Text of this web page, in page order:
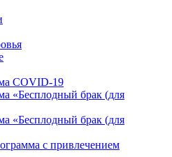
COVID-19
«Бесплодный брак (для
«Бесплодный брак (для
с привлечением